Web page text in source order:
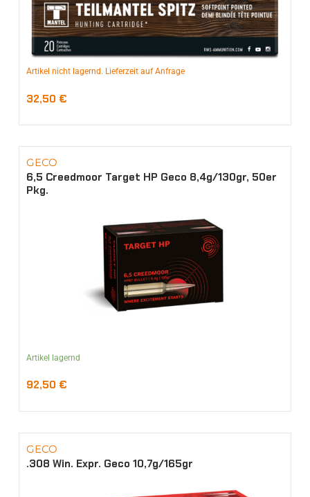
Artikel nicht lagernd. Lieferzeit auf Anfrage
32,50 €
GECO
6,5 Creedmoor Target HP Geco 8,4g/130gr, 50er
Pkg.
Artikel lagernd
92,50 €
GECO
.308 Win. Expr. Geco 10,7g/165gr